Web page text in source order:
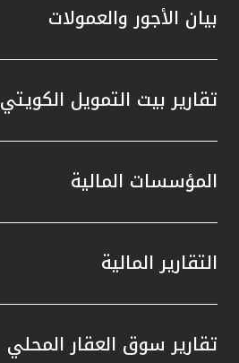
المملكة المتحدة
بيان الأجور والعمولات
تقارير بيت التمويل الكويتي
المؤسسات المالية
التقارير المالية
تقارير سوق العقار المحلي